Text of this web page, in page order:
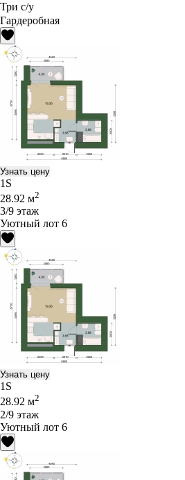
Три с/у
Гардеробная
Узнать цену
1S
28.92 м2
3/9 этаж
Уютный лот 6
Узнать цену
1S
28.92 м2
2/9 этаж
Уютный лот 6